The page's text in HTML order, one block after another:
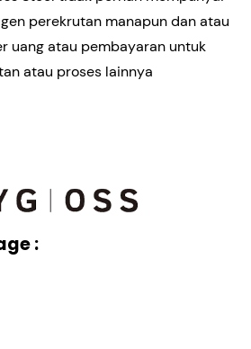
perekrutan manapun dan atau
uang atau pembayaran untuk
atau proses lainnya
Top
: